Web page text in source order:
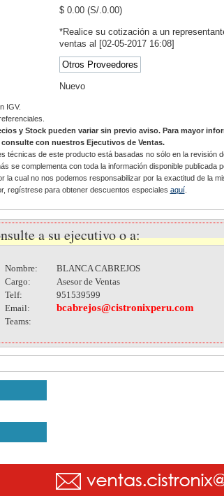
$ 0.00 (S/.0.00)
*Realice su cotización a un
ventas al [02-05-2017 16:08]
Otros Proveedores
Nuevo
IGV.
y Stock pueden variar sin previo aviso. Para mayor
con nuestros Ejecutivos de Ventas.
técnicas de este producto está basadas no sólo en la revisión
se complementa con toda la información disponible publicada
la cual no nos podemos responsabilizar por la exactitud de la
regístrese para obtener descuentos especiales aquí.
a su ejecutivo o a:
Nombre:
BLANCA CABREJOS
Cargo:
Asesor de Ventas
Telf:
951539599
Email:
bcabrejos@cistronixperu.com
Teams: